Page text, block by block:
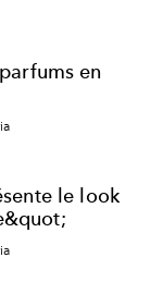
en
le look